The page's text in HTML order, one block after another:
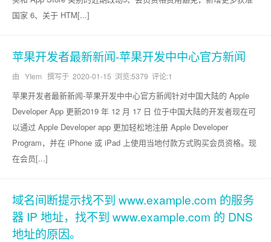
国家 6、关于 HTM[...]
苹果开发者最新新闻-苹果开发中中心官方新闻
由 YIem 撰写于 2020-01-15 浏览:5379 评论:1
苹果开发者最新新闻-苹果开发中中心官方新闻针对中国大陆的 Apple
Developer App 更新2019 年 12 月 17 日 位于中国大陆的开发者现在可
以通过 Apple Developer app 更加轻松地注册 Apple Developer
Program，并在 iPhone 或 iPad 上使用当地付款方式购买会员资格。现
在会员[...]
域名间断提示找不到 www.example.com 的服务
器 IP 地址，找不到 www.example.com 的 DNS
地址的原因。